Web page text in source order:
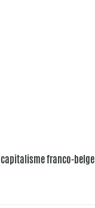
capitalisme franco-belge